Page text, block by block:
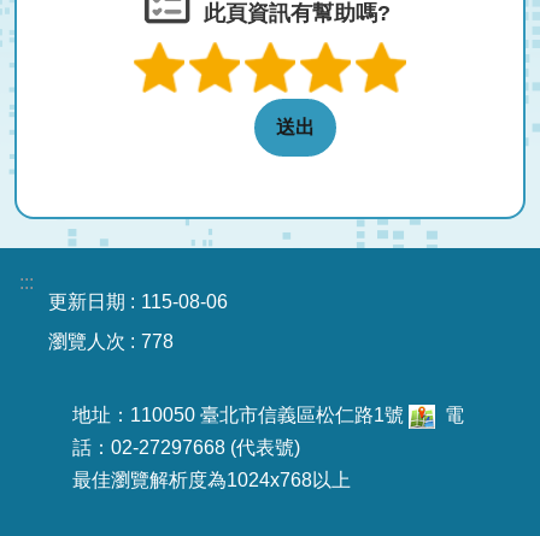
此頁資訊有幫助嗎?
:::
更新日期
115-08-06
瀏覽人次
778
地址：110050 臺北市信義區松仁路1號
電
話：02-27297668 (代表號)
最佳瀏覽解析度為1024x768以上